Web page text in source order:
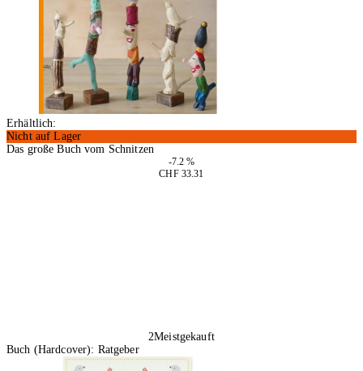
Erhältlich:
Nicht auf Lager
Das große Buch vom Schnitzen
-7.2 %
CHF 33.31
2Meistgekauft
Buch (Hardcover): Ratgeber